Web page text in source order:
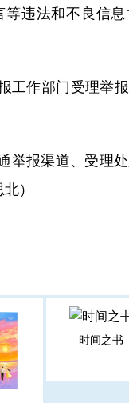
违法和不良信
作部门受理举
报渠道、受理
）
时间之书